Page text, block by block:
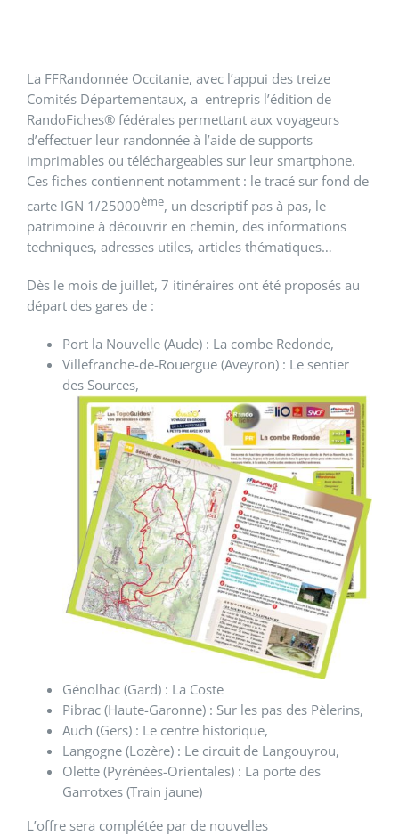
La FFRandonnée Occitanie, avec l’appui des treize
Comités Départementaux, a entrepris l’édition de
RandoFiches® fédérales permettant aux voyageurs
d’effectuer leur randonnée à l’aide de supports
imprimables ou téléchargeables sur leur smartphone.
Ces fiches contiennent notamment : le tracé sur fond de
carte IGN 1/25000ème, un descriptif pas à pas, le
patrimoine à découvrir en chemin, des informations
techniques, adresses utiles, articles thématiques…
Dès le mois de juillet, 7 itinéraires ont été proposés au
départ des gares de :
Port la Nouvelle (Aude) : La combe Redonde,
Villefranche-de-Rouergue (Aveyron) : Le sentier
des Sources,
Génolhac (Gard) : La Coste
Pibrac (Haute-Garonne) : Sur les pas des Pèlerins,
Auch (Gers) : Le centre historique,
Langogne (Lozère) : Le circuit de Langouyrou,
Olette (Pyrénées-Orientales) : La porte des
Garrotxes (Train jaune)
L’offre sera complétée par de nouvelles